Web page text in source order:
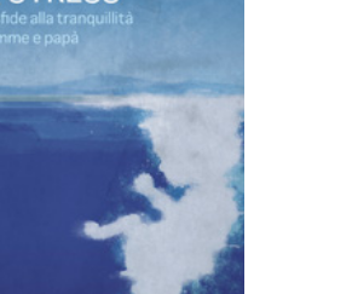
AGGIUNGI AL CARRELLO